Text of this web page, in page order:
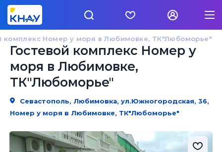
комплекс Номер у моря в Любимовке, ТК"Любоморье"
Гостевой комплекс Номер у
моря в Любимовке,
ТК"Любоморье"
Севастополь, Любимовка, ул.Южногородская, 36,
Номер у моря в Любимовке, ТК"Любоморье"